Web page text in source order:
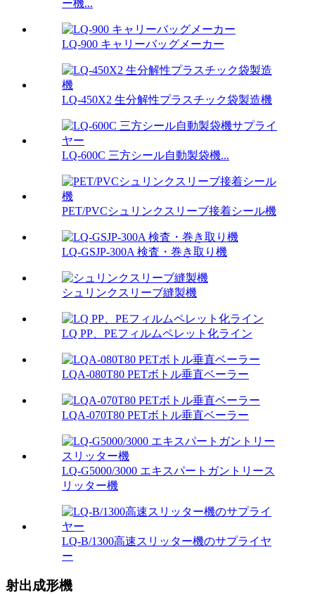
ー機...
LQ-900 キャリーバッグメーカー
LQ-450X2 生分解性プラスチック袋製造機
LQ-600C 三方シール自動製袋機...
PET/PVCシュリンクスリーブ接着シール機
LQ-GSJP-300A 検査・巻き取り機
シュリンクスリーブ縫製機
LQ PP、PEフィルムペレット化ライン
LQA-080T80 PETボトル垂直ベーラー
LQA-070T80 PETボトル垂直ベーラー
LQ-G5000/3000 エキスパートガントリース
リッター機
LQ-B/1300高速スリッター機のサプライヤ
ー
射出成形機